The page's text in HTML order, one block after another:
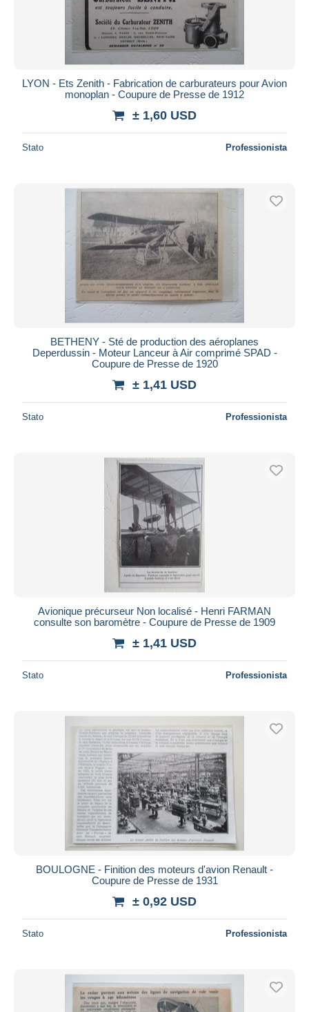
LYON - Ets Zenith - Fabrication de carburateurs pour Avion
monoplan - Coupure de Presse de 1912
± 1,60 USD
Stato Professionista
BETHENY - Sté de production des aéroplanes
Deperdussin - Moteur Lanceur à Air comprimé SPAD -
Coupure de Presse de 1920
± 1,41 USD
Stato Professionista
Avionique précurseur Non localisé - Henri FARMAN
consulte son baromètre - Coupure de Presse de 1909
± 1,41 USD
Stato Professionista
BOULOGNE - Finition des moteurs d'avion Renault -
Coupure de Presse de 1931
± 0,92 USD
Stato Professionista